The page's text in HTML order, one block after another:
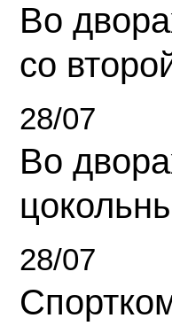
Во
со
28/07
Во
28/07